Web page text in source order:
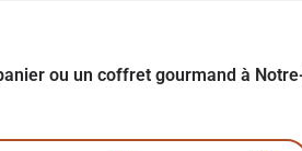
ou un coffret gourmand à